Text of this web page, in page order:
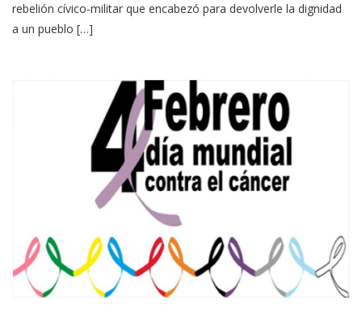
rebelión cívico-militar que encabezó para devolverle la dignidad
a un pueblo […]